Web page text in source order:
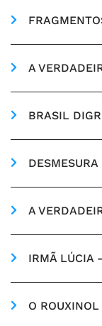
A
BRASIL
DESMESURA
A
IRMÃ LÚCIA
O ROUXINOL